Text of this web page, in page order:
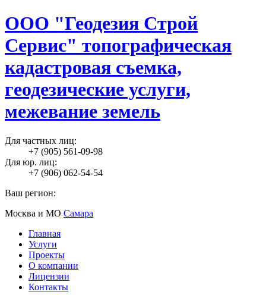
ООО "Геодезия Строй
Сервис" топографическая
кадастровая съемка,
геодезические услуги,
межевание земель
Для частных лиц:
+7 (905) 561-09-98
Для юр. лиц:
+7 (906) 062-54-54
Ваш регион:
Москва и МО Самара
Главная
Услуги
Проекты
О компании
Лицензии
Контакты